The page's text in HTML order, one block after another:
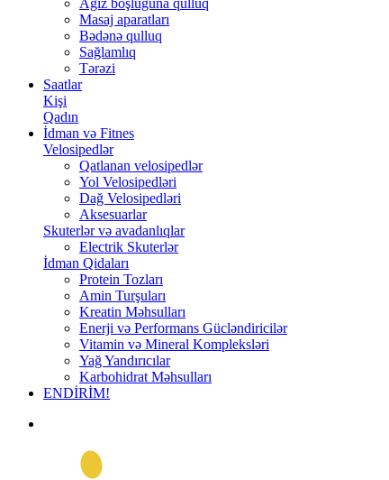
Ağız boşluğuna qulluq
Masaj aparatları
Bədənə qulluq
Sağlamlıq
Tərəzi
Saatlar
Kişi
Qadın
İdman və Fitnes
Velosipedlər
Qatlanan velosipedlər
Yol Velosipedləri
Dağ Velosipedləri
Aksesuarlar
Skuterlər və avadanlıqlar
Electrik Skuterlər
İdman Qidaları
Protein Tozları
Amin Turşuları
Kreatin Məhsulları
Enerji və Performans Gücləndiricilər
Vitamin və Mineral Kompleksləri
Yağ Yandırıcılar
Karbohidrat Məhsulları
ENDİRİM!